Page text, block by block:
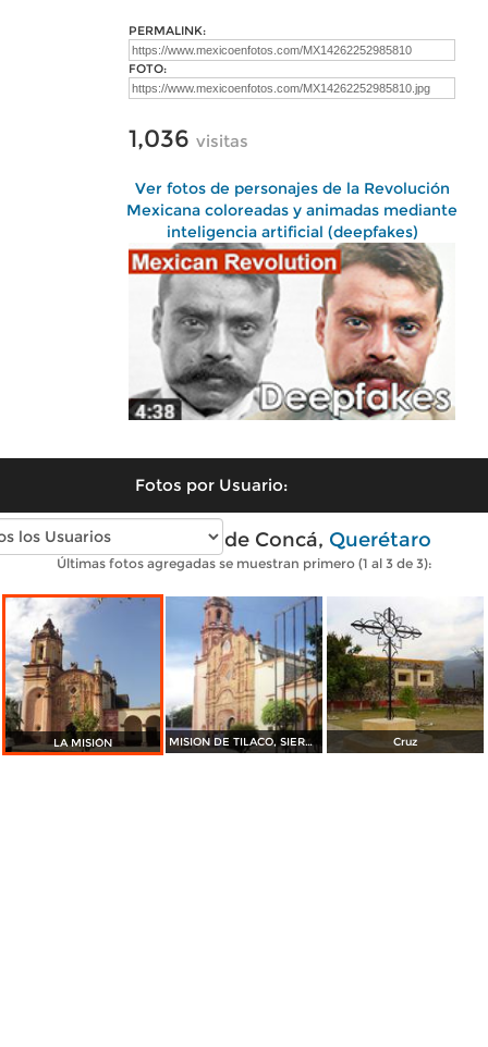
PERMALINK:
FOTO:
1,036 visitas
Ver fotos de personajes de la Revolución
Mexicana coloreadas y animadas mediante
inteligencia artificial (deepfakes)
Fotos por Usuario:
Fotos modernas de Concá, Querétaro
Últimas fotos agregadas se muestran primero (1 al 3 de 3):
LA MISIÓN MISION DE TILACO, SIERRA GORDA QUERETARO Cruz